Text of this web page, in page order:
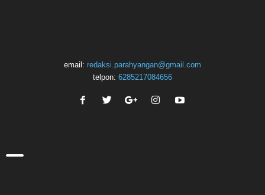
email: redaksi.parahyangan@gmail.com
telpon: 6285217084656